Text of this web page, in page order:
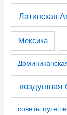
Латинская
Мексика
воздушная
советы